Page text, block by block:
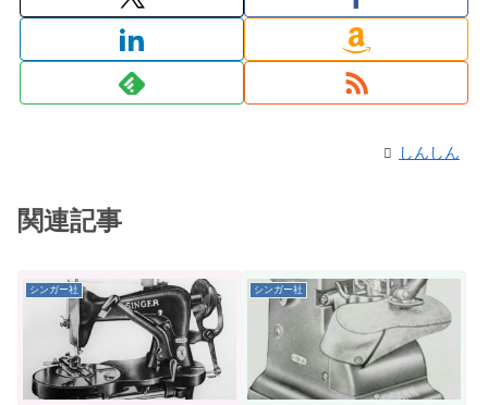
しんしん
関連記事
シンガー社 シンガー社